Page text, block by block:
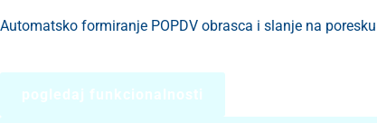
Automatsko formiranje POPDV obrasca i slanje na
pogledaj funkcionalnosti